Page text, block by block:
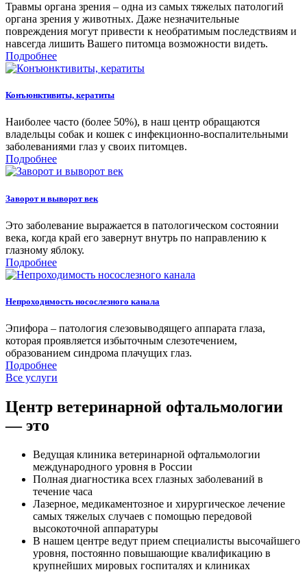
Травмы органа зрения – одна из самых тяжелых патологий
органа зрения у животных. Даже незначительные
повреждения могут привести к необратимым последствиям и
навсегда лишить Вашего питомца возможности видеть.
Подробнее
Конъюнктивиты, кератиты
Наиболее часто (более 50%), в наш центр обращаются
владельцы собак и кошек с инфекционно-воспалительными
заболеваниями глаз у своих питомцев.
Подробнее
Заворот и выворот век
Это заболевание выражается в патологическом состоянии
века, когда край его завернут внутрь по направлению к
глазному яблоку.
Подробнее
Непроходимость носослезного канала
Эпифора – патология слезовыводящего аппарата глаза,
которая проявляется избыточным слезотечением,
образованием синдрома плачущих глаз.
Подробнее
Все услуги
Центр ветеринарной офтальмологии
— это
Ведущая клиника ветеринарной офтальмологии
международного уровня в России
Полная диагностика всех глазных заболеваний в
течение часа
Лазерное, медикаментозное и хирургическое лечение
самых тяжелых случаев с помощью передовой
высокоточной аппаратуры
В нашем центре ведут прием специалисты высочайшего
уровня, постоянно повышающие квалификацию в
крупнейших мировых госпиталях и клиниках